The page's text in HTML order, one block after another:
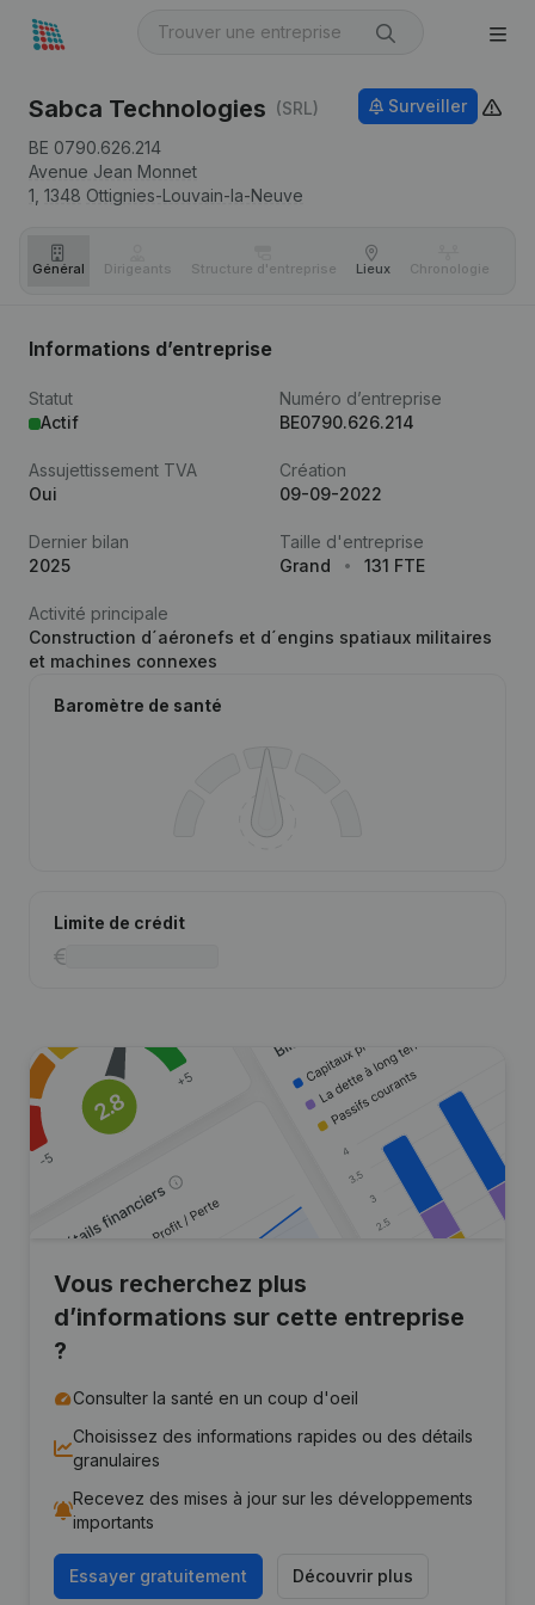
Sabca Technologies (SRL)
BE 0790.626.214
Avenue Jean Monnet
1, 1348 Ottignies-Louvain-la-Neuve
Surveiller
Général Dirigeants Structure d'entreprise Lieux Chronologie
Informations d’entreprise
Statut
Actif
Numéro d’entreprise
BE0790.626.214
Assujettissement TVA
Oui
Création
09-09-2022
Dernier bilan
2025
Taille d'entreprise
Grand
131 FTE
Activité principale
Construction d´aéronefs et d´engins spatiaux militaires
et machines connexes
Baromètre de santé
Limite de crédit
Vous recherchez plus
d’informations sur cette entreprise
?
Consulter la santé en un coup d'oeil
Choisissez des informations rapides ou des détails
granulaires
Recevez des mises à jour sur les développements
importants
Essayer gratuitement Découvrir plus